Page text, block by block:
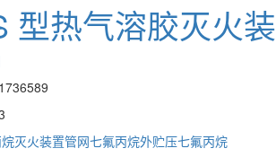
型热气溶胶灭火
灭火装置管网七氟丙烷外贮压七氟丙烷